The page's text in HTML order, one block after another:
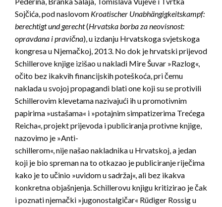
Sojčića, pod naslovom Kroatischer Unabhängigkeitskampf:
berechtigt und gerecht(Hrvatska borba za neovisnost:
opravdana i pravična), u izdanju Hrvatskoga svjetskoga
kongresa u Njemačkoj, 2013. No dok je hrvatski prijevod
Schillerove knjige izišao u nakladi Mire Šuvar »Razlog«,
očito bez ikakvih financijskih poteškoća, pri čemu
naklada u svojoj propagandi blati one koji su se protivili
Schillerovim klevetama nazivajući ih u promotivnim
papirima »ustašama« i »potajnim simpatizerima Trećega
Reicha«, projekt prijevoda i publiciranja protivne knjige,
nazovimo je »Anti-
schillerom«, nije našao nakladnika u Hrvatskoj, a jedan
koji je bio spreman na to otkazao je publiciranje riječima
kako je to učinio »uvidom u sadržaj«, ali bez ikakva
konkretna objašnjenja. Schillerovu knjigu kritizirao je čak
i poznati njemački »jugonostalgičar« Rüdiger Rossig u